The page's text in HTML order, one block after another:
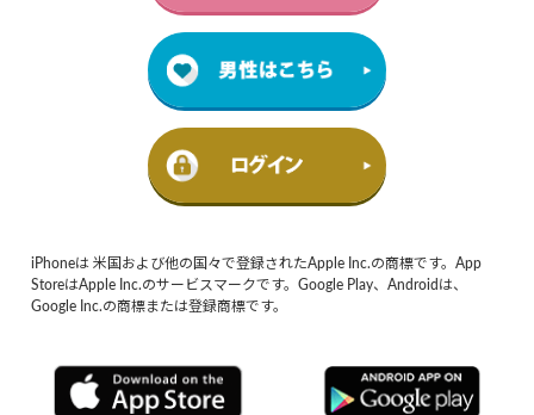
iPhoneは 米国および他の国々で登録されたApple Inc.の商標です。App
StoreはApple Inc.のサービスマークです。Google Play、Androidは、
Google Inc.の商標または登録商標です。